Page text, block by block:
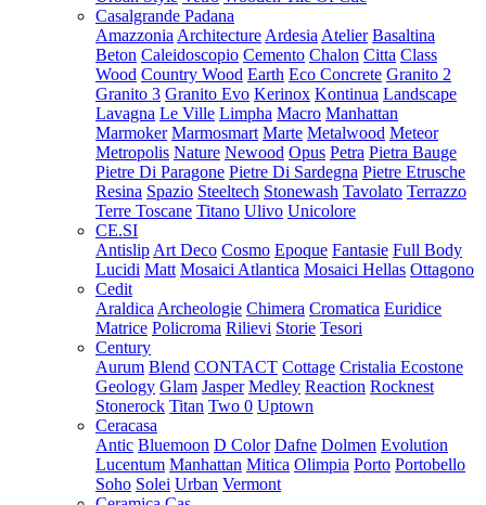
Casalgrande Padana
Amazzonia Architecture Ardesia Atelier Basaltina
Beton Caleidoscopio Cemento Chalon Citta Class
Wood Country Wood Earth Eco Concrete Granito 2
Granito 3 Granito Evo Kerinox Kontinua Landscape
Lavagna Le Ville Limpha Macro Manhattan
Marmoker Marmosmart Marte Metalwood Meteor
Metropolis Nature Newood Opus Petra Pietra Bauge
Pietre Di Paragone Pietre Di Sardegna Pietre Etrusche
Resina Spazio Steeltech Stonewash Tavolato Terrazzo
Terre Toscane Titano Ulivo Unicolore
CE.SI
Antislip Art Deco Cosmo Epoque Fantasie Full Body
Lucidi Matt Mosaici Atlantica Mosaici Hellas Ottagono
Cedit
Araldica Archeologie Chimera Cromatica Euridice
Matrice Policroma Rilievi Storie Tesori
Century
Aurum Blend CONTACT Cottage Cristalia Ecostone
Geology Glam Jasper Medley Reaction Rocknest
Stonerock Titan Two 0 Uptown
Ceracasa
Antic Bluemoon D Color Dafne Dolmen Evolution
Lucentum Manhattan Mitica Olimpia Porto Portobello
Soho Solei Urban Vermont